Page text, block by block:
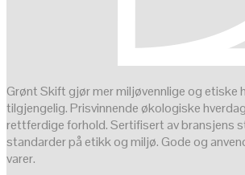
Grønt Skift gjør mer miljøvennlige og
tilgjengelig. Prisvinnende økologiske
rettferdige forhold. Sertifisert av bransjens
standarder på etikk og miljø. Gode og
varer.